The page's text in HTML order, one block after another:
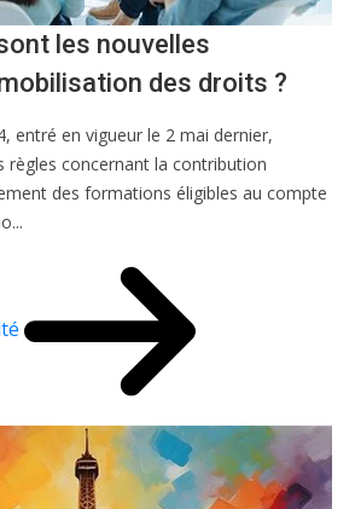
les nouvelles
des droits ?
entré en vigueur le 2 mai dernier,
règles concernant la contribution
des formations éligibles au compte